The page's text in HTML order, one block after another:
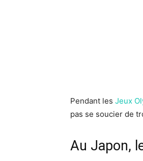
Pendant les Jeux
pas se soucier de
Au Japon,